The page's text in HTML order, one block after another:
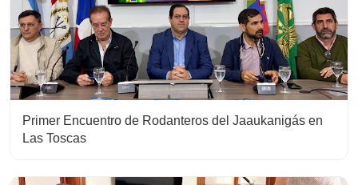
Primer Encuentro de Rodanteros del Jaaukanigás en
Las Toscas